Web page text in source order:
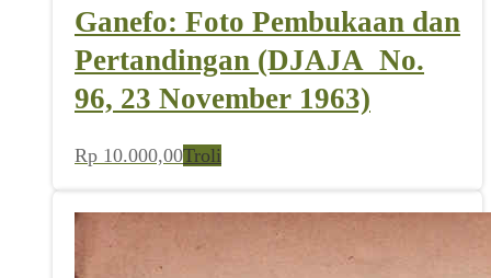
Ganefo: Foto Pembukaan dan
Pertandingan (DJAJA_No.
96, 23 November 1963)
Rp 10.000,00Troli